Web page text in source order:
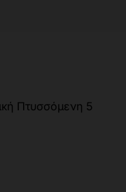
Πτυσσόμενη 5